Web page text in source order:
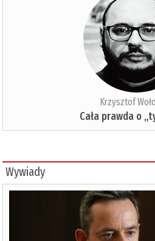
Krzysztof
Cała prawda o
Wywiady